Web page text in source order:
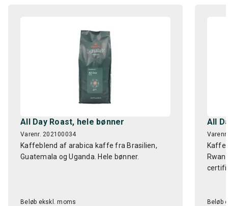
All Day Roast, hele bønner
Varenr. 202100034
Kaffeblend af arabica kaffe fra Brasilien,
Guatemala og Uganda. Hele bønner.
Beløb ekskl. moms
All
Beløb